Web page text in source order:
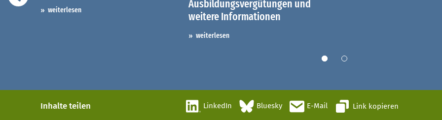
weiterlesen
Ausbildungsvergütungen und
weitere Informationen
weiterlesen
Inhalte teilen LinkedIn Bluesky E-Mail Link kopieren